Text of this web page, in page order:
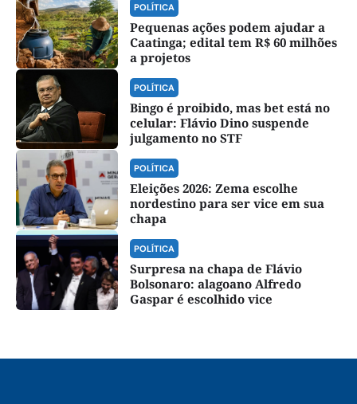
POLÍTICA
Pequenas ações podem ajudar a
Caatinga; edital tem R$ 60 milhões
a projetos
POLÍTICA
Bingo é proibido, mas bet está no
celular: Flávio Dino suspende
julgamento no STF
POLÍTICA
Eleições 2026: Zema escolhe
nordestino para ser vice em sua
chapa
POLÍTICA
Surpresa na chapa de Flávio
Bolsonaro: alagoano Alfredo
Gaspar é escolhido vice